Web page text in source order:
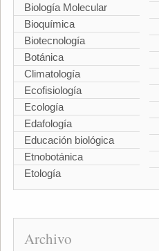
Biología Molecular
Bioquímica
Biotecnología
Botánica
Climatología
Ecofisiología
Ecología
Edafología
Educación biológica
Etnobotánica
Etología
Archivo